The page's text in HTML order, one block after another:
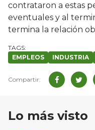
contrataron a estas
eventuales y al
termina la relación
EMPLEOS INDUSTRIA
Lo más visto